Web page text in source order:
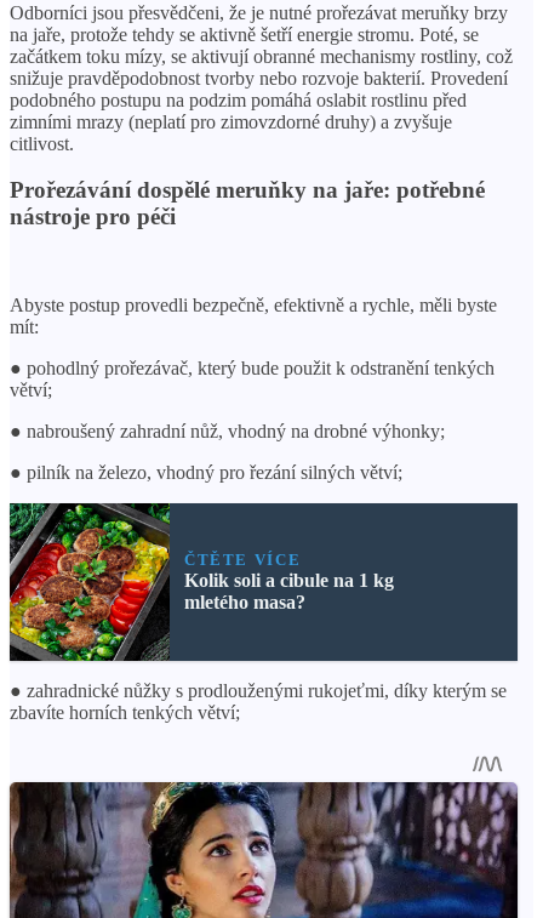
Odborníci jsou přesvědčeni, že je nutné prořezávat meruňky brzy
na jaře, protože tehdy se aktivně šetří energie stromu. Poté, se
začátkem toku mízy, se aktivují obranné mechanismy rostliny, což
snižuje pravděpodobnost tvorby nebo rozvoje bakterií. Provedení
podobného postupu na podzim pomáhá oslabit rostlinu před
zimními mrazy (neplatí pro zimovzdorné druhy) a zvyšuje
citlivost.
Prořezávání dospělé meruňky na jaře: potřebné
nástroje pro péči
Abyste postup provedli bezpečně, efektivně a rychle, měli byste
mít:
● pohodlný prořezávač, který bude použit k odstranění tenkých
větví;
● nabroušený zahradní nůž, vhodný na drobné výhonky;
● pilník na železo, vhodný pro řezání silných větví;
ČTĚTE VÍCE
Kolik soli a cibule na 1 kg
mletého masa?
● zahradnické nůžky s prodlouženými rukojeťmi, díky kterým se
zbavíte horních tenkých větví;